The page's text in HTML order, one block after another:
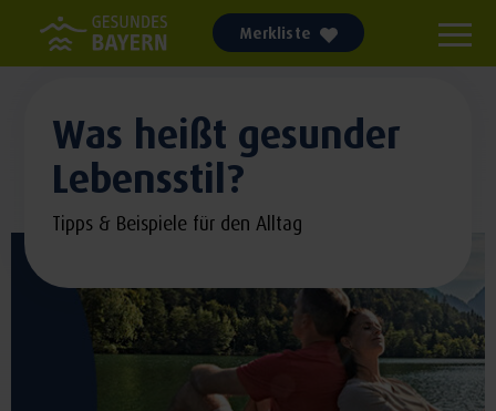
Merkliste
Was heißt gesunder
Lebensstil?
Tipps & Beispiele für den Alltag